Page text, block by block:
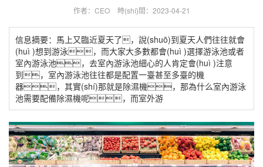
作者：CEO 時(shí)間：2023-04-21
信息摘要：馬上又臨近夏天了，說(shuō)到夏天人們往往就會
(huì )想到游泳，而大家大多數都會(huì )選擇游泳池或者
室內游泳池，去室內游泳池細心的人肯定會(huì )注意
到，室內游泳池往往都是配置一臺甚至多臺的機
器，其實(shí)那就是除濕機，那為什么室內游泳
池需要配備除濕機呢，而室外游